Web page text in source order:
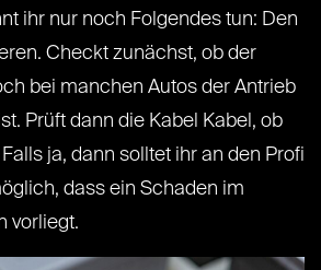
ihr nur noch Folgendes tun: Den
Checkt zunächst, ob der
bei manchen Autos der Antrieb
Prüft dann die Kabel Kabel, ob
ja, dann solltet ihr an den Profi
dass ein Schaden im
vorliegt.